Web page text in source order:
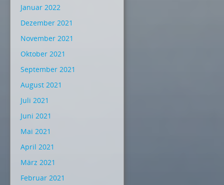
Januar 2022
Dezember 2021
November 2021
Oktober 2021
September 2021
August 2021
Juli 2021
Juni 2021
Mai 2021
April 2021
März 2021
Februar 2021